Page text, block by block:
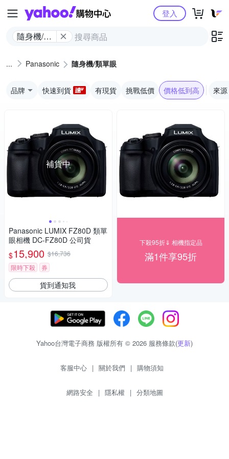
Yahoo購物中心
隨身機/類
登入
Panasonic 隨身機/類單眼
品牌 快速到貨 有現貨 挑戰低價 價格低到高 來源
補貨中
Panasonic LUMIX FZ80D 類單
眼相機 DC-FZ80D 公司貨
$15,900 $16,736
限時下殺
券
貨到通知我
下殺95折⇓ 相機指定品
滿1件享95折
Yahoo台灣電子商務 版權所有 © 2026 服務條款(更新)
客服中心 | 關於我們 | 購物須知
網路安全 | 隱私權 | 分類地圖